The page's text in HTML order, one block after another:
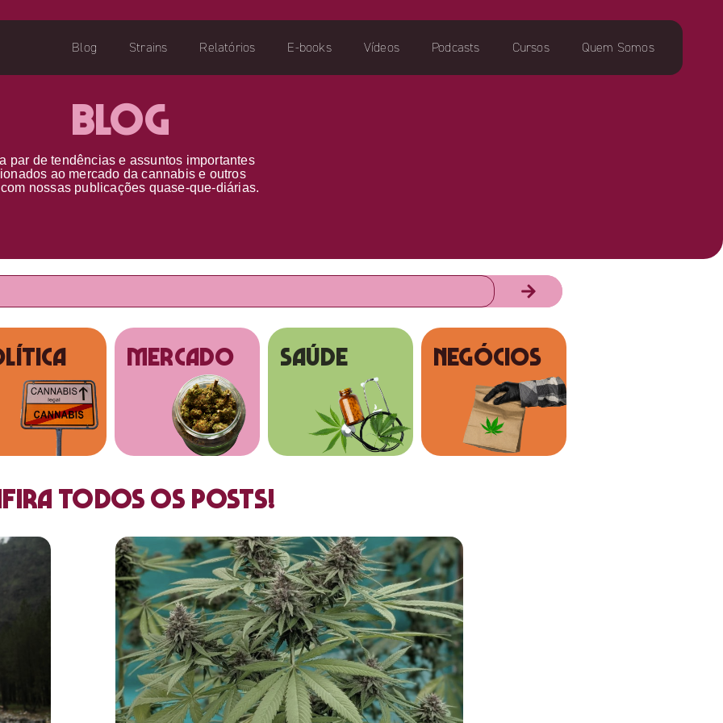
Blog Strains Relatórios E-books Vídeos Podcasts Cursos Quem Somos
Blog
par detendências e assuntos importantes
ao mercado da cannabis e outros
com nossas publicações quase-que-diárias.
MERCADO SAÚDE NEGÓCIOS
todos os posts!